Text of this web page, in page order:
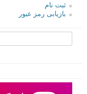
ثبت نام
بازیابی رمز عبور